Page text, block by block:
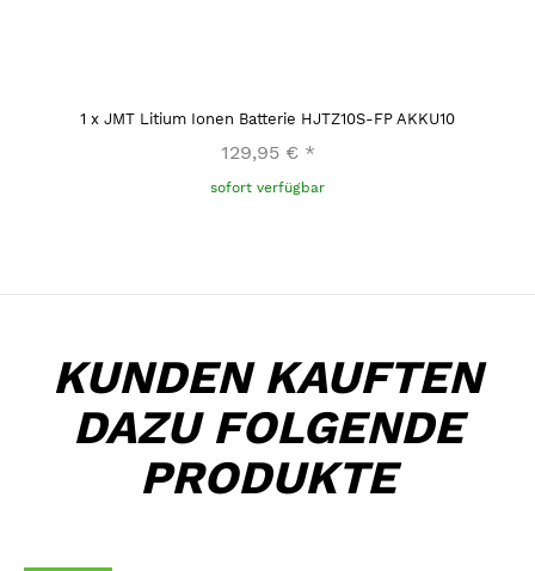
1 x JMT Litium Ionen Batterie HJTZ10S-FP AKKU10
129,95 € *
sofort verfügbar
KUNDEN KAUFTEN
DAZU FOLGENDE
PRODUKTE